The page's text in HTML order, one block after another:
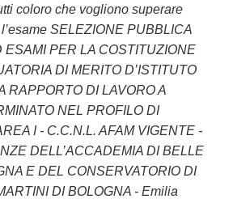
coloro che vogliono superare
SELEZIONE PUBBLICA
ESAMI PER LA COSTITUZIONE
DI MERITO D’ISTITUTO
RAPPORTO DI LAVORO A
NEL PROFILO DI
I - C.C.N.L. AFAM VIGENTE -
DELL’ACCADEMIA DI BELLE
E DEL CONSERVATORIO DI
DI BOLOGNA - Emilia